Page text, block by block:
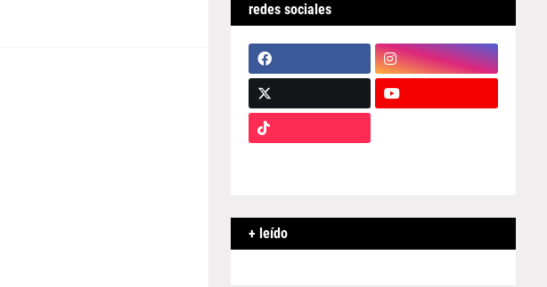
redes sociales
+ leído